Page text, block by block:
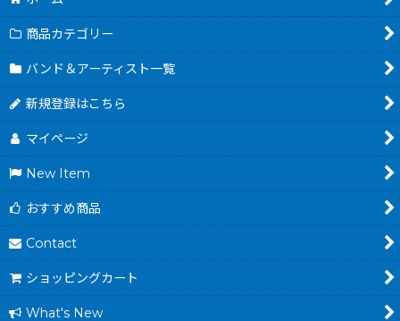
商品カテゴリー
バンド＆アーティスト一覧
新規登録はこちら
マイページ
New Item
おすすめ商品
Contact
ショッピングカート
What's New